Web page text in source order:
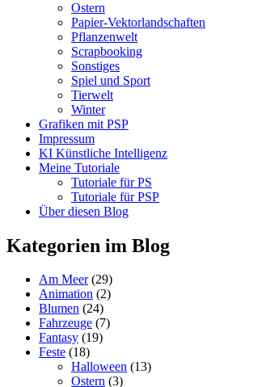
Ostern
Papier-Vektorlandschaften
Pflanzenwelt
Scrapbooking
Sonstiges
Spiel und Sport
Tierwelt
Winter
Grafiken mit PSP
Impressum
KI Künstliche Intelligenz
Meine Tutoriale
Tutoriale für PS
Tutoriale für PSP
Über diesen Blog
Kategorien im Blog
Am Meer(29)
Animation (2)
Blumen (24)
Fahrzeuge (7)
Fantasy (19)
Feste (18)
Halloween (13)
Ostern (3)